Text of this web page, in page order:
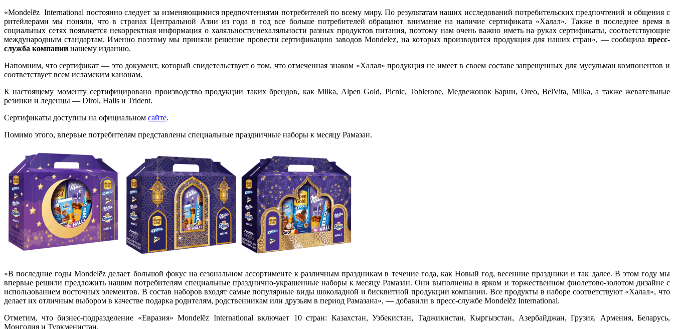
«Mondelēz International постоянно следует за изменяющимися предпочтениями потребителей по всему миру. По результатам наших исследований потребительских предпочтений и общения с
ритейлерами мы поняли, что в странах Центральной Азии из года в год все больше потребителей обращают внимание на наличие сертификата «Халал». Также в последнее время в
социальных сетях появляется некорректная информация о халяльности/нехаляльности разных продуктов питания, поэтому нам очень важно иметь на руках сертификаты, соответствующие
международным стандартам. Именно поэтому мы приняли решение провести сертификацию заводов Mondelez, на которых производится продукция для наших стран», — сообщила пресс-
служба компании нашему изданию.
Напомним, что сертификат — это документ, который свидетельствует о том, что отмеченная знаком «Халал» продукция не имеет в своем составе запрещенных для мусульман компонентов и
соответствует всем исламским канонам.
К настоящему моменту сертифицировано производство продукции таких брендов, как Milka, Alpen Gold, Picnic, Toblerone, Медвежонок Барни, Oreo, BelVita, Milka, а также жевательные
резинки и леденцы — Dirol, Halls и Trident.
Сертификаты доступны на официальном сайте.
Помимо этого, впервые потребителям представлены специальные праздничные наборы к месяцу Рамазан.
«В последние годы Mondelēz делает большой фокус на сезональном ассортименте к различным праздникам в течение года, как Новый год, весенние праздники и так далее. В этом году мы
впервые решили предложить нашим потребителям специальные празднично-украшенные наборы к месяцу Рамазан. Они выполнены в ярком и торжественном фиолетово-золотом дизайне с
использованием восточных элементов. В состав наборов входят самые популярные виды шоколадной и бисквитной продукции компании. Все продукты в наборе соответствуют «Халал», что
делает их отличным выбором в качестве подарка родителям, родственникам или друзьям в период Рамазана», — добавили в пресс-службе Mondelēz International.
Отметим, что бизнес-подразделение «Евразия» Mondelēz International включает 10 стран: Казахстан, Узбекистан, Таджикистан, Кыргызстан, Азербайджан, Грузия, Армения, Беларусь,
Монголия и Туркменистан.